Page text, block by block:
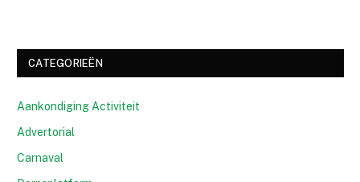
CATEGORIEËN
Aankondiging Activiteit
Advertorial
Carnaval